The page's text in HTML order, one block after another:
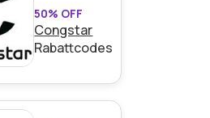
des
50% OFF
Congstar
Rabattcodes